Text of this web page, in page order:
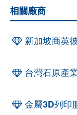
相關廠商
新加坡商英
台灣石原產
金屬3D列印